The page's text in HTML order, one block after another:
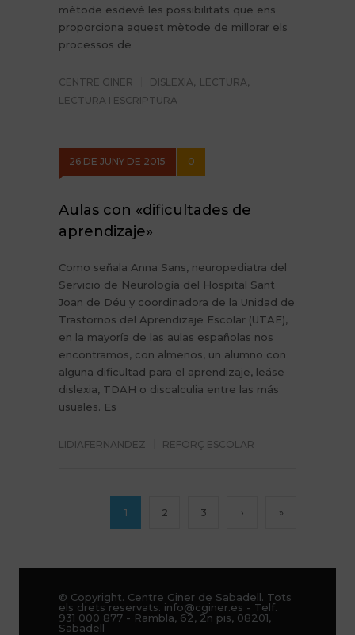
mètode esdevé les possibilitats que ens
proporciona aquest mètode de millorar els
processos de
CENTRE GINER DISLEXIA, LECTURA,
LECTURA I ESCRIPTURA
26 DE JUNY DE 2015 0
Aulas con «dificultades de
aprendizaje»
Como señala Anna Sans, neuropediatra del
Servicio de Neurología del Hospital Sant
Joan de Déu y coordinadora de la Unidad de
Trastornos del Aprendizaje Escolar (UTAE),
en la mayoría de las aulas españolas nos
encontramos, con almenos, un alumno con
alguna dificultad para el aprendizaje, leáse
dislexia, TDAH o discalculia entre las más
usuales. Es
LIDIAFERNANDEZ REFORÇ ESCOLAR
1 2 3 › »
© Copyright. Centre Giner de Sabadell. Tots
els drets reservats. info@cginer.es - Telf.
931 000 877 - Rambla, 62, 2n pis, 08201,
Sabadell